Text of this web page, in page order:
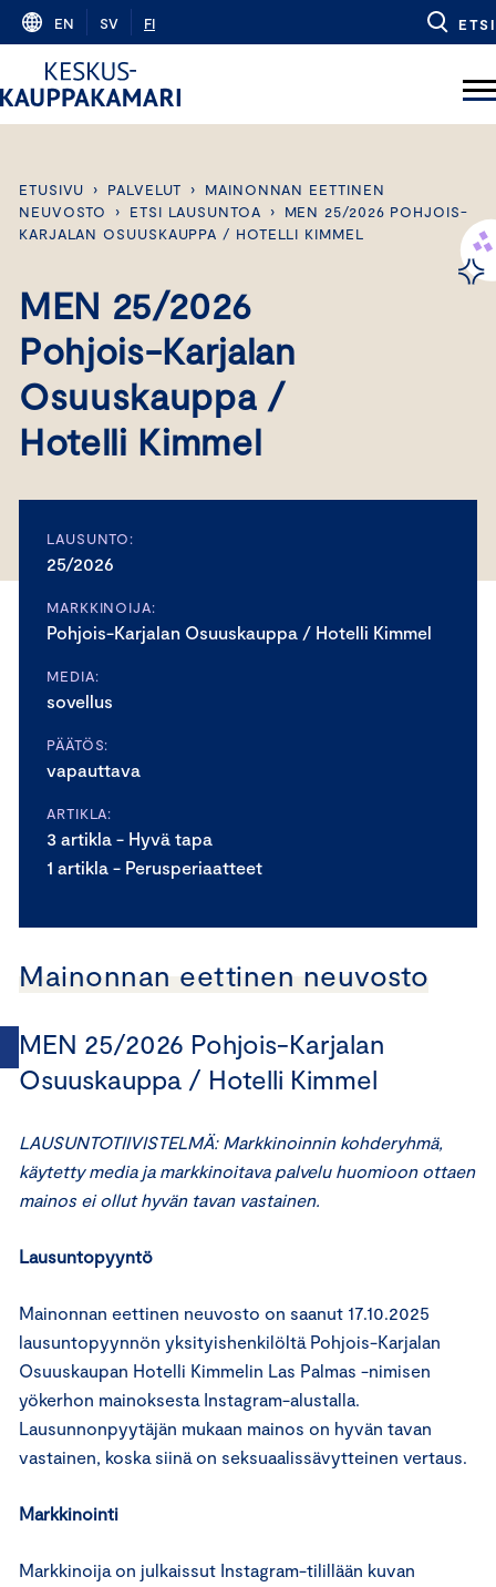
Skip
content
EN SV FI ETSI
ETUSIVU › PALVELUT ›
MAINONNAN EETTINEN
NEUVOSTO
› ETSI LAUSUNTOA ›
MEN 25/2026 POHJOIS-
KARJALAN OSUUSKAUPPA / HOTELLI KIMMEL
MEN 25/2026
Pohjois-Karjalan
Osuuskauppa /
Hotelli Kimmel
LAUSUNTO:
25/2026
MARKKINOIJA:
Pohjois-Karjalan Osuuskauppa / Hotelli Kimmel
MEDIA:
sovellus
PÄÄTÖS:
vapauttava
ARTIKLA:
3 artikla - Hyvä tapa
1 artikla - Perusperiaatteet
Mainonnan eettinen neuvosto
MEN 25/2026 Pohjois-Karjalan
Osuuskauppa / Hotelli Kimmel
LAUSUNTOTIIVISTELMÄ: Markkinoinnin kohderyhmä,
käytetty media ja markkinoitava palvelu huomioon ottaen
mainos ei ollut hyvän tavan vastainen.
Lausuntopyyntö
Mainonnan eettinen neuvosto on saanut 17.10.2025
lausuntopyynnön yksityishenkilöltä Pohjois-Karjalan
Osuuskaupan Hotelli Kimmelin Las Palmas -nimisen
yökerhon mainoksesta Instagram-alustalla.
Lausunnonpyytäjän mukaan mainos on hyvän tavan
vastainen, koska siinä on seksuaalissävytteinen vertaus.
Markkinointi
Markkinoija on julkaissut Instagram-tilillään kuvan